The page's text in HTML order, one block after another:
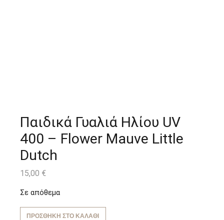
Παιδικά Γυαλιά Ηλίου UV
400 – Flower Mauve Little
Dutch
15,00 €
Σε απόθεμα
ΠΡΟΣΘΉΚΗ ΣΤΟ ΚΑΛΆΘΙ